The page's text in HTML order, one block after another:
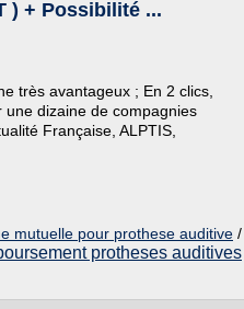
) + Possibilité ...
très avantageux ; En 2 clics,
dizaine de compagnies
Française, ALPTIS,
mutuelle pour prothese auditive /
protheses auditives